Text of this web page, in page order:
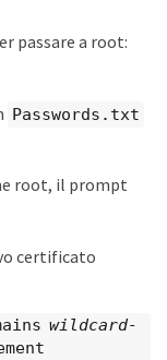
passare a root:
Passwords.txt
root, il prompt
certificato
wildcard-